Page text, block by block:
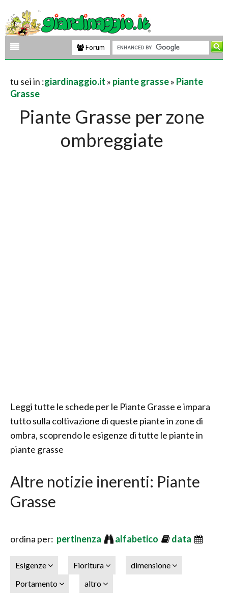
Forum
tu sei in :giardinaggio.it » piante grasse» Piante
Grasse
Piante Grasse per zone
ombreggiate
Leggi tutte le schede per le Piante Grasse e impara
tutto sulla coltivazione di queste piante in zone di
ombra, scoprendo le esigenze di tutte le piante in
piante grasse
Altre notizie inerenti: Piante
Grasse
ordina per: pertinenza alfabetico data
Esigenze Fioritura
dimensione
Portamento
altro